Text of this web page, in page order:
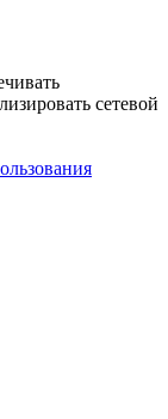
сетевой